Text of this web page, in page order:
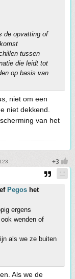
de opvatting of
tussen
die leidt tot
op basis van
niet om een
niet dekkend.
van het
Pegos het
ergens
wenden of
als we ze buiten
Als we de